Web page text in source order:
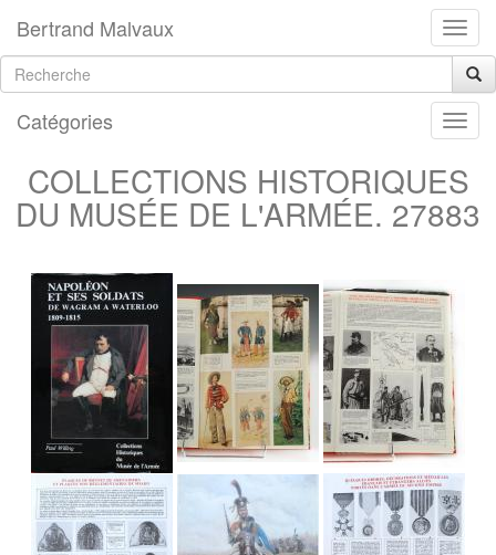
Bertrand Malvaux
Catégories
COLLECTIONS HISTORIQUES
DU MUSÉE DE L'ARMÉE. 27883